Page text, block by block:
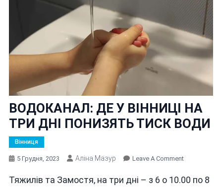
ВОДОКАНАЛ: ДЕ У ВІННИЦІ НА
ТРИ ДНІ ПОНИЗЯТЬ ТИСК ВОДИ
Вінниця
5 Грудня, 2023 Аліна Мазур Leave A CommentOn
ДЕ
Тяжилів та Замостя, на три дні – з 6 о 10.00 по 8